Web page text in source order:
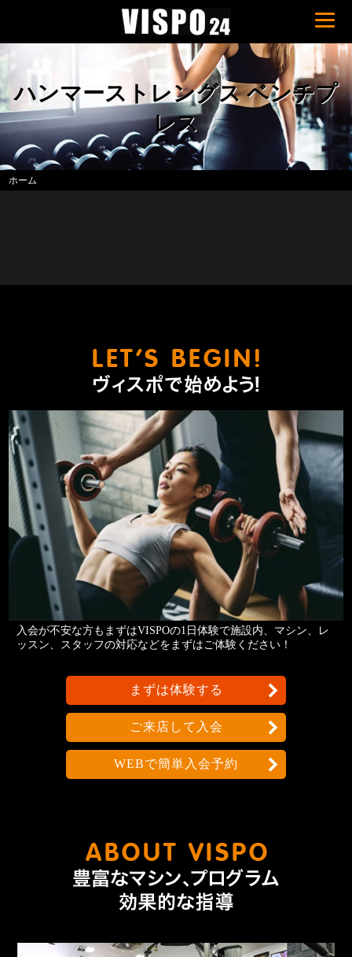
ハンマーストレングス ベンチプ
レス
ホーム
入会が不安な方もまずはVISPOの1日体験で施設内、マシン、レ
ッスン、スタッフの対応などをまずはご体験ください！
まずは体験する
ご来店して入会
WEBで簡単入会予約